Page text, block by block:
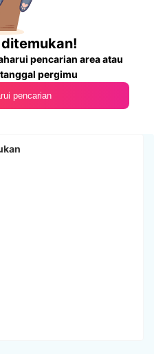
pencarian area atau
pergimu
pencarian